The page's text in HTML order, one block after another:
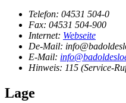
Telefon: 04531 504-0
Fax: 04531 504-900
Internet: Webseite
De-Mail:
E-Mail:
Hinweis: 115 (Service-
Lage